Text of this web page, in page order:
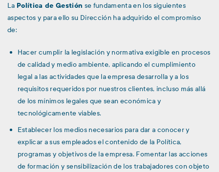
La Política de Gestión se fundamenta en los siguientes
aspectos y para ello su Dirección ha adquirido el compromiso
de:
Hacer cumplir la legislación y normativa exigible en procesos
de calidad y medio ambiente, aplicando el cumplimiento
legal a las actividades que la empresa desarrolla y a los
requisitos requeridos por nuestros clientes, incluso más allá
de los mínimos legales que sean económica y
tecnológicamente viables.
Establecer los medios necesarios para dar a conocer y
explicar a sus empleados el contenido de la Política,
programas y objetivos de la empresa. Fomentar las acciones
de formación y sensibilización de los trabajadores con objeto